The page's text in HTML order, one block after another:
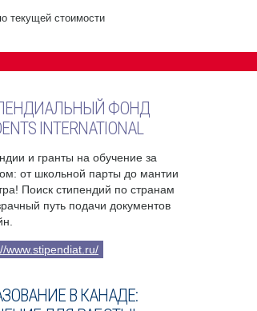
текущей стоимости
ФОНД
INTERNATIONAL
и гранты на обучение за
от школьной парты до мантии
Поиск стипендий по странам
путь подачи документов
www.stipendiat.ru/
В КАНАДЕ: